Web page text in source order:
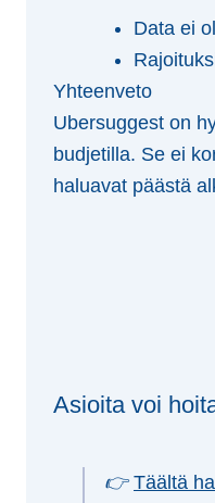
Data ei
Yhteenveto
Ubersuggest on
budjetilla. Se ei
haluavat päästä
Asioita voi
👉Täältä